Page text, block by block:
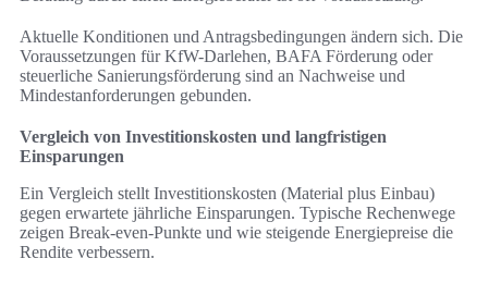
Aktuelle Konditionen und Antragsbedingungen ändern sich. Die
Voraussetzungen für KfW-Darlehen, BAFA Förderung oder
steuerliche Sanierungsförderung sind an Nachweise und
Mindestanforderungen gebunden.
Vergleich von Investitionskosten und langfristigen
Einsparungen
Ein Vergleich stellt Investitionskosten (Material plus Einbau)
gegen erwartete jährliche Einsparungen. Typische Rechenwege
zeigen Break-even-Punkte und wie steigende Energiepreise die
Rendite verbessern.